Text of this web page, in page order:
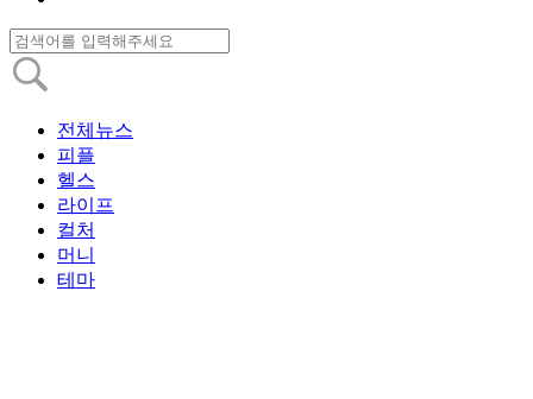
전체뉴스
피플
헬스
라이프
컬처
머니
테마